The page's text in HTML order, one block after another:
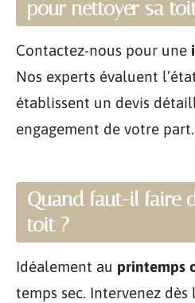
pour nettoyer sa
Contactez-nous pour une
Nos experts évaluent
établissent un devis
engagement de votre part.
Quand faut-il faire
toit ?
Idéalement au printemps
temps sec. Intervenez dès